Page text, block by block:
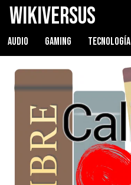
WikiVersus
AUDIO GAMING TECNOLOGÍA